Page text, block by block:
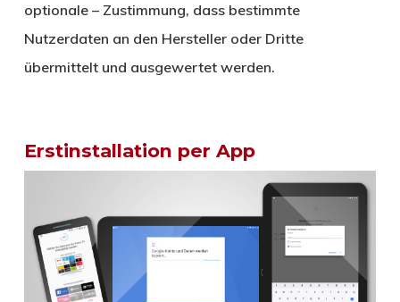
optionale – Zustimmung, dass bestimmte
Nutzerdaten an den Hersteller oder Dritte
übermittelt und ausgewertet werden.
Erstinstallation per App